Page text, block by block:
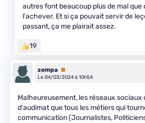
autres font beaucoup plus de mal que
l'achever. Et si ça pouvait servir de
passant, ça me plairait assez.
19
zempa Premium
Le 04/03/2024 à 10h54
Malheureusement, les réseaux sociaux
d'audimat que tous les métiers qui
communication (Journalistes,